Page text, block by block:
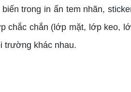
trong in ấn tem nhãn,
chắn (lớp mặt, lớp keo,
trường khác nhau.